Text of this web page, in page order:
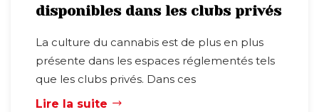
disponibles dans les clubs privés
La culture du cannabis est de plus en plus
présente dans les espaces réglementés tels
que les clubs privés. Dans ces
Lire la suite